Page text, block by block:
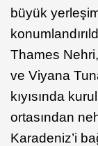
büyük
Thames
ve Viyana
kıyısında
ortasından
Karadeniz’i